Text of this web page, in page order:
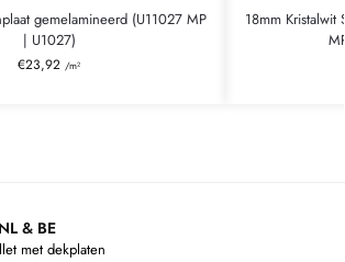
gemelamineerd (U11027 MP
| U1027)
€23,92 /m²
18mm Kristalwit
& BE
met dekplaten